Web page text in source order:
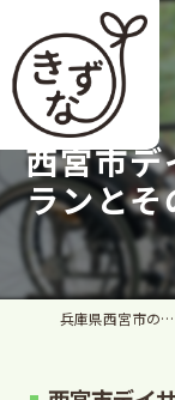
西宮市
ランと
兵庫県西宮市の訪問看護なら合同会社きずな